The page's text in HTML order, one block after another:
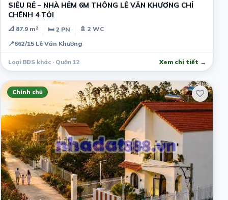
SIÊU RẺ – NHÀ HẺM 6M THÔNG LÊ VĂN KHƯƠNG CHỈ
CHÊNH 4 TỎI
📐 87.9 m² 🛏 2 PN
🚿 2 WC
📍662/15 Lê Văn Khương
Loại BĐS khác · Quận 12 Xem chi tiết →
Chính chủ